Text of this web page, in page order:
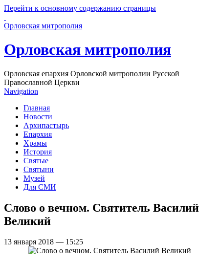
Перейти к основному содержанию страницы
Орловская митрополия
Орловская митрополия
Орловская епархия Орловской митрополии Русской
Православной Церкви
Navigation
Главная
Новости
Архипастырь
Епархия
Храмы
История
Святые
Святыни
Музей
Для СМИ
Слово о вечном. Святитель Василий
Великий
13 января 2018 — 15:25